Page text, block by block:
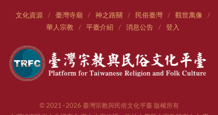
文化資源 / 臺灣寺廟 / 神之路關 / 民俗臺灣 / 觀世萬像 /
華人宗教 / 平臺介紹 / 消息公告 / 登入
© 2021–2026 臺灣宗教與民俗文化平臺 版權所有